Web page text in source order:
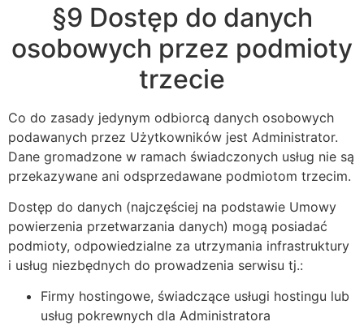
§9 Dostęp do danych
osobowych przez podmioty
trzecie
Co do zasady jedynym odbiorcą danych osobowych
podawanych przez Użytkowników jest Administrator.
Dane gromadzone w ramach świadczonych usług nie są
przekazywane ani odsprzedawane podmiotom trzecim.
Dostęp do danych (najczęściej na podstawie Umowy
powierzenia przetwarzania danych) mogą posiadać
podmioty, odpowiedzialne za utrzymania infrastruktury
i usług niezbędnych do prowadzenia serwisu tj.:
Firmy hostingowe, świadczące usługi hostingu lub
usług pokrewnych dla Administratora